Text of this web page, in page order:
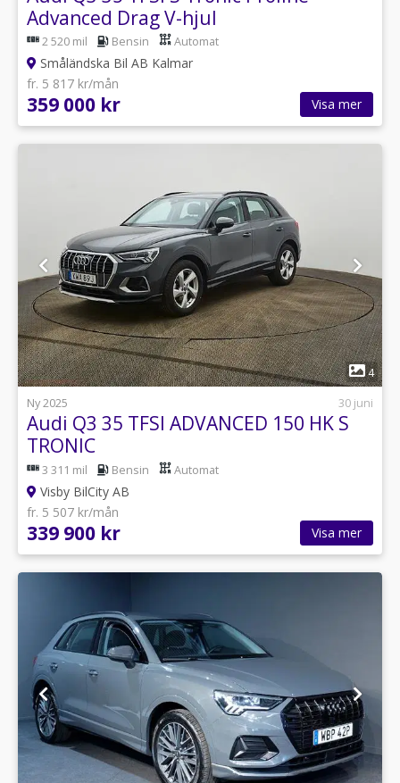
Advanced Drag V-hjul
2 520 mil Bensin Automat
Småländska Bil AB Kalmar
fr. 5 817 kr/mån
359 000 kr Visa mer
1
4
Ny 2025
30 juni
Audi Q3 35 TFSI ADVANCED 150 HK S
TRONIC
3 311 mil Bensin Automat
Visby BilCity AB
fr. 5 507 kr/mån
339 900 kr Visa mer